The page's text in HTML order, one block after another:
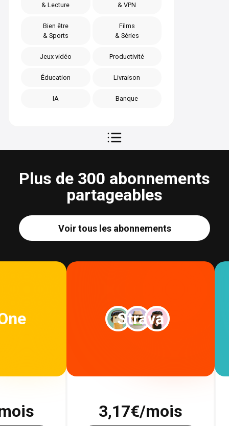
& Lecture
& VPN
Bien être
& Sports
Films
& Séries
Jeux vidéo Productivité
Éducation Livraison
IA Banque
Plus de 300 abonnements
partageables
Voir tous les abonnements
Strava
3,17€/mois